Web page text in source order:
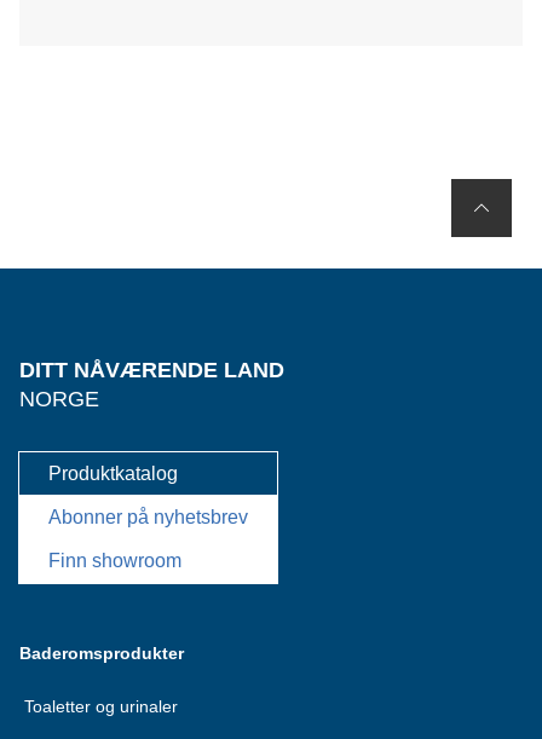
DITT NÅVÆRENDE LAND
NORGE
Produktkatalog
Abonner på nyhetsbrev
Finn showroom
Baderomsprodukter
Toaletter og urinaler